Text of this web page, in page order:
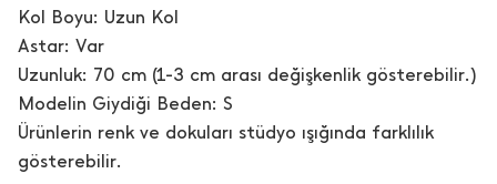
Kol Boyu: Uzun Kol
Astar: Var
Uzunluk: 70 cm (1-3 cm arası değişkenlik gösterebilir.)
Modelin Giydiği Beden: S
Ürünlerin renk ve dokuları stüdyo ışığında farklılık
gösterebilir.